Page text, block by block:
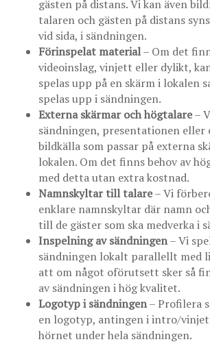
gästen på distans. Vi kan även
talaren och gästen på distans
vid sida, i sändningen.
Förinspelat material– Om det
videoinslag, vinjett eller dylikt,
spelas upp på en skärm i lokalen
spelas upp i sändningen.
Externa skärmar och högtalare–
sändningen, presentationen eller
bildkälla som passar på externa
lokalen. Om det finns behov av
med detta utan extra kostnad.
Namnskyltar till talare– Vi
enklare namnskyltar där namn
till de gäster som ska medverka i
Inspelning av sändningen– Vi
sändningen lokalt parallellt med
att om något oförutsett sker så
av sändningen i hög kvalitet.
Logotyp i sändningen– Profilera
en logotyp, antingen i intro/
hörnet under hela sändningen.